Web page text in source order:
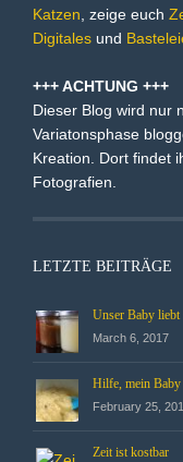
Katzen , zeige euch
Digitales und
+++ ACHTUNG +++
Dieser Blog wird nur
Variatonsphase
Kreation. Dort findet
Fotografien.
LETZTE BEITRÄGE
Unser Baby liebt
March 6, 2017
Hilfe, mein
February 25,
Zeit ist kostbar